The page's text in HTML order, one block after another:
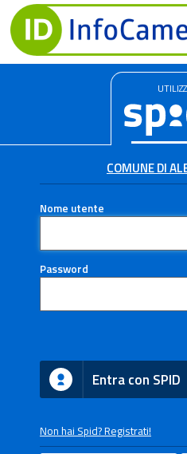
COMUNE DI
Nome utente
Password
Entra con SPID
Non hai Spid? Registrati!